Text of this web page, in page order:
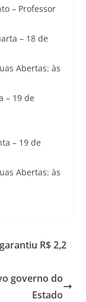
– Professor
– 18 de
Abertas: às
– 19 de
– 19 de
Abertas: às
R$ 2,2
governo do
Estado